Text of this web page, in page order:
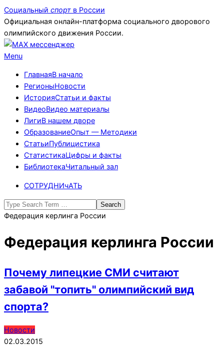
Skip
to
content
Социальный спорт в России
Официальная онлайн-платформа социального дворового
олимпийского движения России.
Primary
Menu
Menu
ГлавнаяВ начало
РегионыНовости
ИсторияСтатьи и факты
ВидеоВидео материалы
ЛигиВ нашем дворе
ОбразованиеОпыт — Методики
СтатьиПублицистика
СтатистикаЦифры и факты
БиблиотекаЧитальный зал
СОТРУДНИчАТЬ
Search
Федерация керлинга России
Федерация керлинга России
Почему липецкие СМИ считают
забавой "топить" олимпийский вид
спорта?
2015-
03-
Новости
02.03.2015